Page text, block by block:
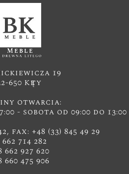
19
650 Kęty
otwarcia:
- sobota od 09:00 do 13:00
fax: +48 (33) 845 49 29
714 282
662 927 620
660 475 906